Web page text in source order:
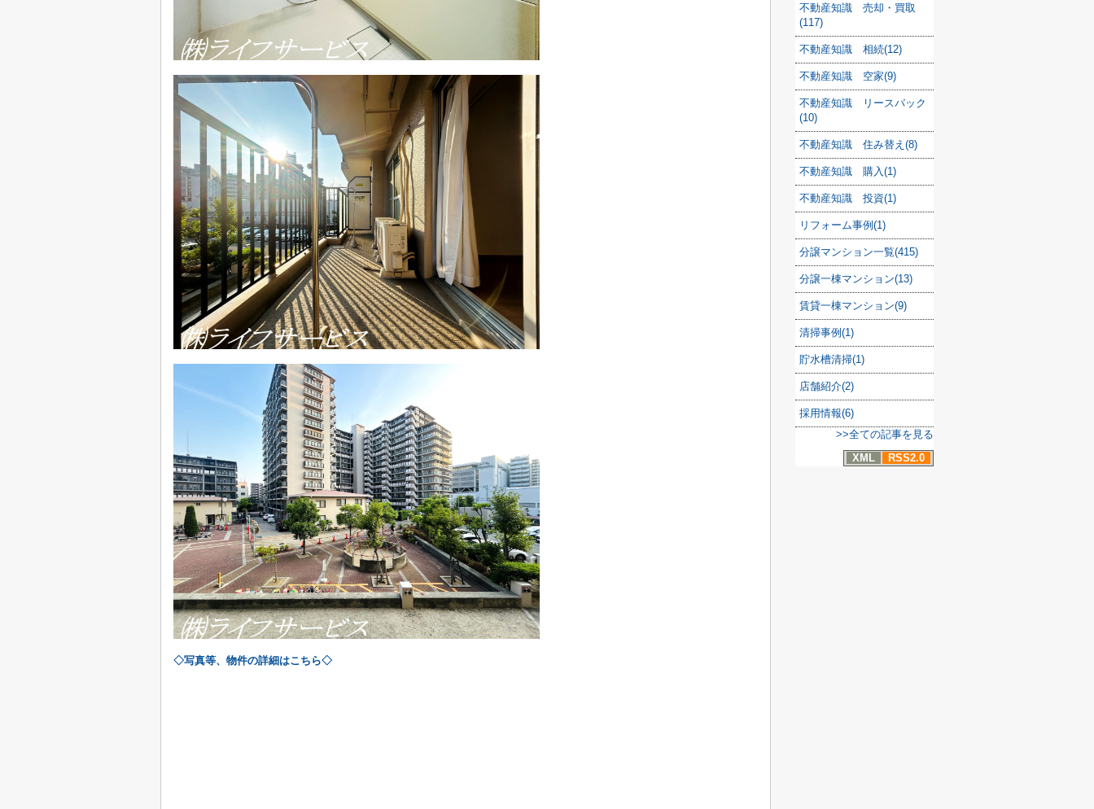
◇写真等、物件の詳細はこちら◇
不動産知識 売却・買取
(117)
不動産知識 相続(12)
不動産知識 空家(9)
不動産知識 リースバック
(10)
不動産知識 住み替え(8)
不動産知識 購入(1)
不動産知識 投資(1)
リフォーム事例(1)
分譲マンション一覧(415)
分譲一棟マンション(13)
賃貸一棟マンション(9)
清掃事例(1)
貯水槽清掃(1)
店舗紹介(2)
採用情報(6)
>>全ての記事を見る
XML
RSS2.0